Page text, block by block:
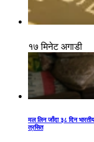
१७ मिनेट अगाडी
मल लिन जाँदा ३८ दिन
त्रसित